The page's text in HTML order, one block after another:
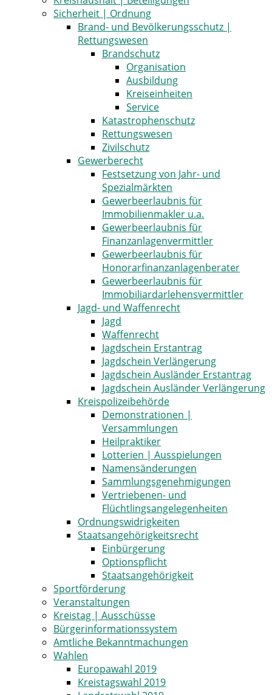
Sicherheit | Ordnung
Brand- und Bevölkerungsschutz |
Rettungswesen
Brandschutz
Organisation
Ausbildung
Kreiseinheiten
Service
Katastrophenschutz
Rettungswesen
Zivilschutz
Gewerberecht
Festsetzung von Jahr- und
Spezialmärkten
Gewerbeerlaubnis für
Immobilienmakler u.a.
Gewerbeerlaubnis für
Finanzanlagenvermittler
Gewerbeerlaubnis für
Honorarfinanzanlagenberater
Gewerbeerlaubnis für
Immobiliardarlehensvermittler
Jagd- und Waffenrecht
Jagd
Waffenrecht
Jagdschein Erstantrag
Jagdschein Verlängerung
Jagdschein Ausländer Erstantrag
Jagdschein Ausländer Verlängerung
Kreispolizeibehörde
Demonstrationen |
Versammlungen
Heilpraktiker
Lotterien | Ausspielungen
Namensänderungen
Sammlungsgenehmigungen
Vertriebenen- und
Flüchtlingsangelegenheiten
Ordnungswidrigkeiten
Staatsangehörigkeitsrecht
Einbürgerung
Optionspflicht
Staatsangehörigkeit
Sportförderung
Veranstaltungen
Kreistag | Ausschüsse
Bürgerinformationssystem
Amtliche Bekanntmachungen
Wahlen
Europawahl 2019
Kreistagswahl 2019